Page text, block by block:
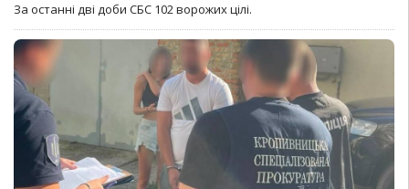
За останні дві доби СБС 102 ворожих цілі.